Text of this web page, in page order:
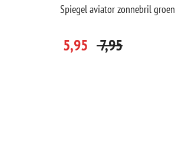
Spiegel aviator zonnebril groen
7,95
5,95